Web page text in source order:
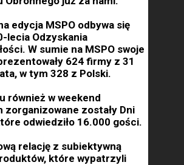
edycja MSPO odbywa się
lecia Odzyskania
W sumie na MSPO swoje
624 firmy z 31
w tym 328 z Polski.
również w weekend
zorganizowane zostały Dni
odwiedziło 16.000 gości.
relację z subiektywną
które wypatrzyli